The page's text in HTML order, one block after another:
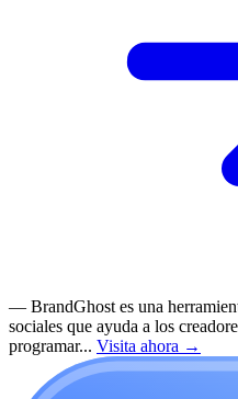
— BrandGhost es una
sociales que ayuda a los
programar... Visita ahora →